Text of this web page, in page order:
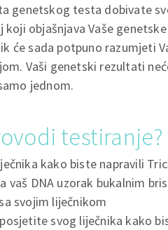
genetskog testa dobivate
objašnjava Vaše
će sada potpuno razumjeti
Vaši genetski rezultati
jednom.
testiranje?
kako biste napravili
vaš DNA uzorak bukalnim
svojim liječnikom
svog liječnika kako